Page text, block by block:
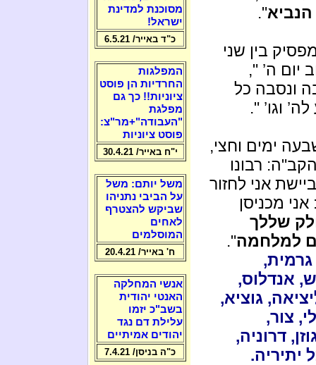
".
בין שני
יום ה’ ",
ונסבה כל
וגו’ ".
ימים וחצי,
רבונו
אני לחזור
מכניסן
שללך
למלחמה".
אנדלוס,
גוציא,
צור,
דרוניה,
יתיריה.
מסוכנת למדינת
ישראל!
כ"ד באייר/ 6.5.21
המפלגות
החרדיות הן פוסט
ציוניות!! כך גם
מפלגת
"העבודה"+מר"צ:
פוסט ציוניות
י"ח באייר/ 30.4.21
משל יותם: משל
על הביבי נתניהו
שביקש להצטרף
לאחים
המוסלמים
ח' באייר/ 20.4.21
אנשי המחלקה
האנטי יהודית
בשב"כ יזמו
עלילת דם נגד
יהודים אמיתיים
כ"ה בניסן/ 7.4.21